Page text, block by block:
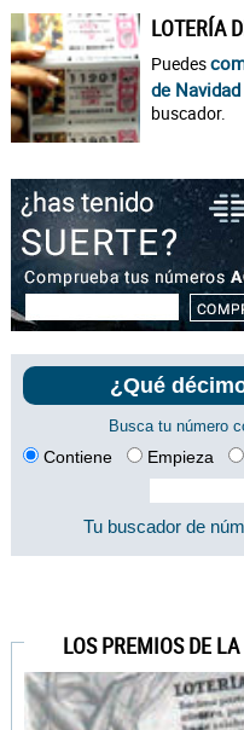
LOTERÍA
Puedes
de
buscador.
¿Qué
Busca tu número
Contiene Empieza
Tu buscador de
LOS PREMIOS DE